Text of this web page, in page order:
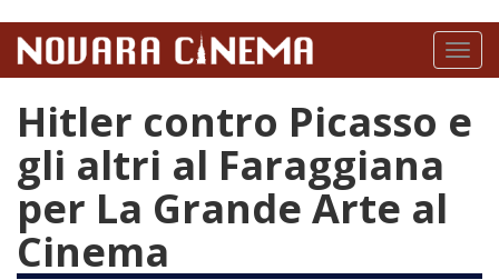
contenuto
Toggle
Hitler contro Picasso e
gli altri al Faraggiana
per La Grande Arte al
Cinema